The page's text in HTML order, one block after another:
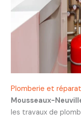
Plomberie et
Mousseaux-
les travaux de